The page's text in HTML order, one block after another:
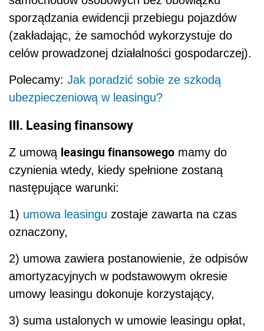
sporządzania ewidencji przebiegu pojazdów
(zakładając, że samochód wykorzystuje do
celów prowadzonej działalności gospodarczej).
Polecamy: Jak poradzić sobie ze szkodą
ubezpieczeniową w leasingu?
III. Leasing finansowy
Z umową leasingu finansowego mamy do
czynienia wtedy, kiedy spełnione zostaną
następujące warunki:
1) umowa leasingu zostaje zawarta na czas
oznaczony,
2) umowa zawiera postanowienie, że odpisów
amortyzacyjnych w podstawowym okresie
umowy leasingu dokonuje korzystający,
3) suma ustalonych w umowie leasingu opłat,